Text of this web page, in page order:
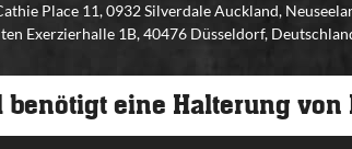
Place 11, 0932 Silverdale Auckland,
Exerzierhalle 1B, 40476 Düsseldorf,
benötigt eine Halterung von